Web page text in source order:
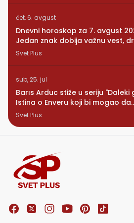
čet, 6. avgust
Dnevni horoskop za 7. avgust
Jedan znak dobija važnu vest,
se vraća osoba iz prošlosti
Svet Plus
sub, 25. jul
Barıs Arduc stiže u seriju "Daleki
Istina o Enveru koji bi mogao da
promeni sve
Svet Plus